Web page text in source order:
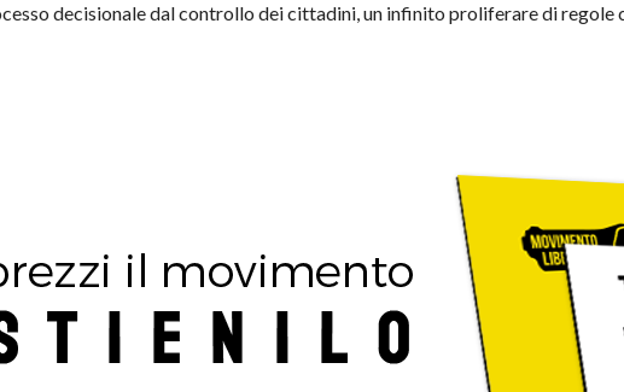
decisionale dal controllo dei cittadini, un infinito proliferare di